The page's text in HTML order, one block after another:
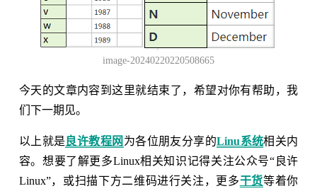
image-20240220220508665
今天的文章内容到这里就结束了，希望对你有帮助，我
们下一期见。
以上就是 良许教程网 为各位朋友分享的Linu系统相关内
容。想要了解更多Linux相关知识记得关注公众号“良许
Linux”，或扫描下方二维码进行关注，更多干货等着你